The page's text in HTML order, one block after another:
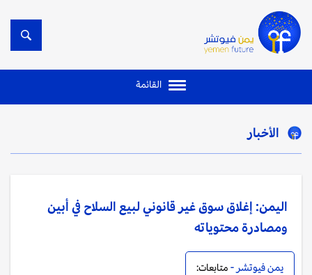
القائمة
الأخبار
اليمن: إغلاق سوق غير قانوني لبيع السلاح في أبين
ومصادرة محتوياته
يمن فيوتشر - متابعات: